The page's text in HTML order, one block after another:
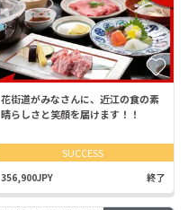
花街道がみなさんに、近江の食の素
晴らしさと笑顔を届けます！！
SUCCESS
356,900JPY 終了